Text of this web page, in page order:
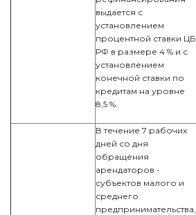
выдается с
установлением
процентной ставки ЦБ
РФ в размере 4 % и с
установлением
конечной ставки по
кредитам на уровне
8,5 %.
В течение 7 рабочих
дней со дня
обращения
арендаторов -
субъектов малого и
среднего
предпринимательства,